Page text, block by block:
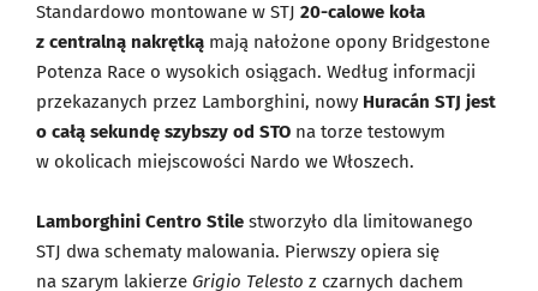
Standardowo montowane w STJ 20-calowe koła
z centralną nakrętką mają nałożone opony Bridgestone
Potenza Race o wysokich osiągach. Według informacji
przekazanych przez Lamborghini, nowy Huracán STJ jest
o całą sekundę szybszy od STO na torze testowym
w okolicach miejscowości Nardo we Włoszech.
Lamborghini Centro Stile stworzyło dla limitowanego
STJ dwa schematy malowania. Pierwszy opiera się
na szarym lakierze Grigio Telesto z czarnych dachem